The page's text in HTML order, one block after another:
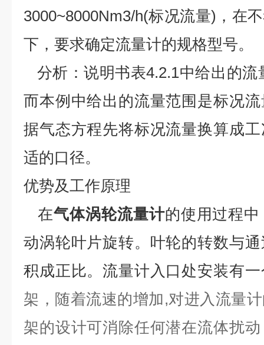
3000~8000Nm3/h(标况流量)，在
下，要求确定流量计的规格型号。
分析：说明书表4.2.1中给出的流
而本例中给出的流量范围是标况
据气态方程先将标况流量换算成
适的口径。
优势及工作原理
在气体涡轮流量计的使用过程
动涡轮叶片旋转。叶轮的转数与
积成正比。流量计入口处安装有
架，随着流速的增加,对进入流量
架的设计可消除任何潜在流体扰